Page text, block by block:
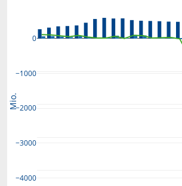
−4000
−3000
−2000
−1000
0
Mio.